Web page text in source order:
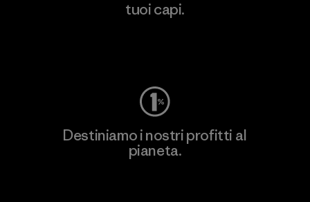
tuoi capi.
Destiniamo i nostri profitti al
pianeta.